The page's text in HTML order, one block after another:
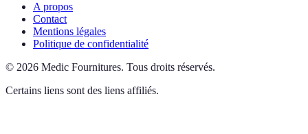
A propos
Contact
Mentions légales
Politique de confidentialité
© 2026 Medic Fournitures. Tous droits réservés.
Certains liens sont des liens affiliés.